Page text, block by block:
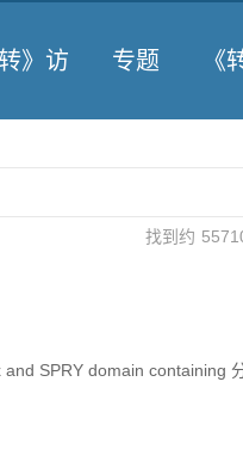
转》访 专题 《
找到约
SPRY domain containing